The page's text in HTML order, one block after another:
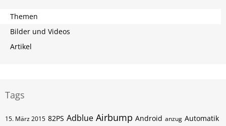
Themen
Bilder und Videos
Artikel
Tags
15. März 2015 82PS Adblue Airbump Android anzug Automatik